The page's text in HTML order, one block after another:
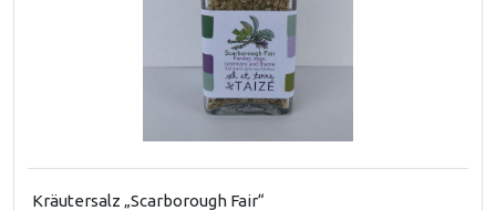
Kräutersalz „Scarborough Fair“